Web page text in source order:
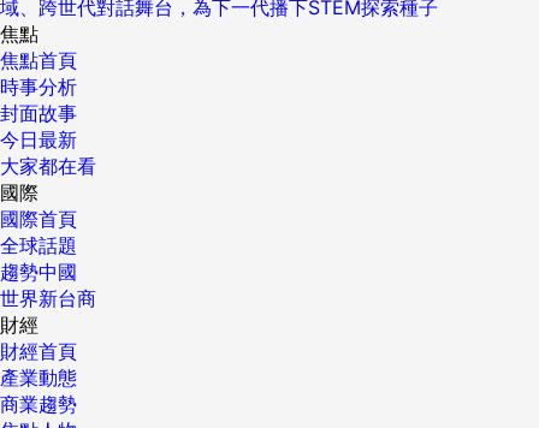
域、跨世代對話舞台，為下一代播下STEM探索種子
焦點
焦點首頁
時事分析
封面故事
今日最新
大家都在看
國際
國際首頁
全球話題
趨勢中國
世界新台商
財經
財經首頁
產業動態
商業趨勢